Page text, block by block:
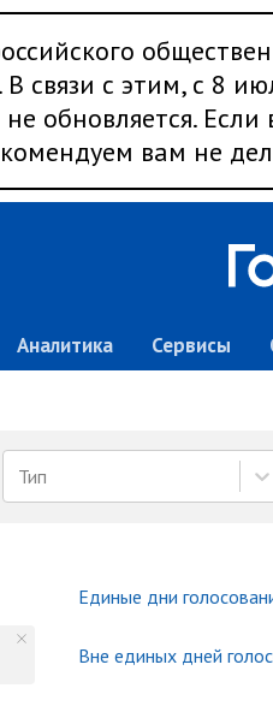
связи с этим, с 8
обновляется.
вам не
Аналитика Сервисы
Тип
Единые дни
Вне единых дней